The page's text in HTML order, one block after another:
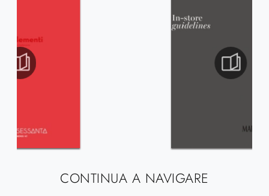
CONTINUA A NAVIGARE